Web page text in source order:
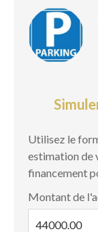
Utilisez le
estimation de
financement
Montant de